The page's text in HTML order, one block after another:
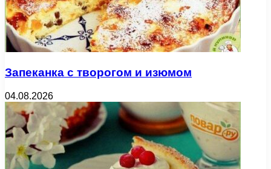
Запеканка с творогом и изюмом
04.08.2026